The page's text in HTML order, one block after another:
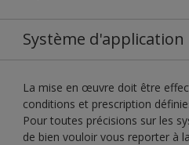
Système d'application
La mise en œuvre doit être
conditions et prescription
Pour toutes précisions sur les
de bien vouloir vous reporter à